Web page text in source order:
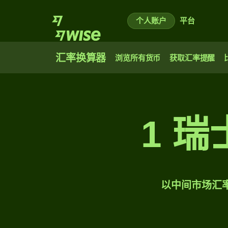
个人账户 平台
汇率换算器 浏览所有货币 获取汇率提醒
1 瑞
以中间市场汇